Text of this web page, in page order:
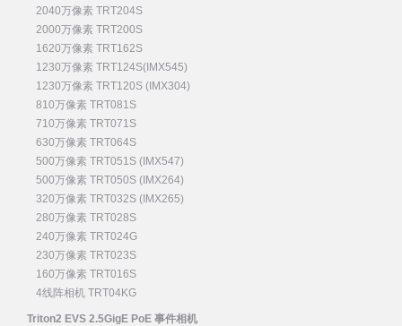
2040万像素 TRT204S
2000万像素 TRT200S
1620万像素 TRT162S
1230万像素 TRT124S(IMX545)
1230万像素 TRT120S (IMX304)
810万像素 TRT081S
710万像素 TRT071S
630万像素 TRT064S
500万像素 TRT051S (IMX547)
500万像素 TRT050S (IMX264)
320万像素 TRT032S (IMX265)
280万像素 TRT028S
240万像素 TRT024G
230万像素 TRT023S
160万像素 TRT016S
4线阵相机 TRT04KG
Triton2 EVS 2.5GigE PoE 事件相机